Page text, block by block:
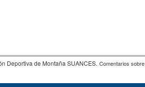
Deportiva de Montaña SUANCES. Comentarios